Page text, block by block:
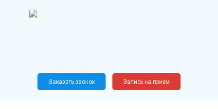
Новослободская, 62, к12
Заказать звонок Запись на прием